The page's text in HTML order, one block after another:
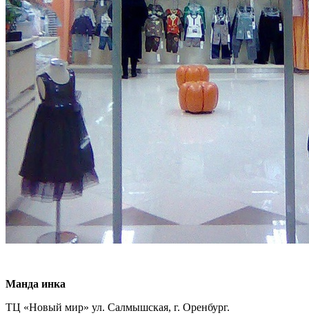
Манда инка
ТЦ «Новый мир» ул. Салмышская, г. Оренбург.